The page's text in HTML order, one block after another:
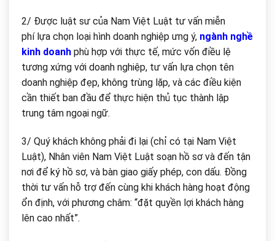
2/ Được luật sư của Nam Việt Luật tư vấn miễn
phí lựa chọn loại hình doanh nghiệp ưng ý, ngành nghề
kinh doanh phù hợp với thực tế, mức vốn điều lệ
tương xứng với doanh nghiệp, tư vấn lựa chọn tên
doanh nghiệp đẹp, không trùng lặp, và các điều kiện
cần thiết ban đầu để thực hiện thủ tục thành lập
trung tâm ngoại ngữ.
3/ Quý khách không phải đi lại (chỉ có tại Nam Việt
Luật), Nhân viên Nam Việt Luật soạn hồ sơ và đến tận
nơi để ký hồ sơ, và bàn giao giấy phép, con dấu. Đồng
thời tư vấn hỗ trợ đến cùng khi khách hàng hoạt động
ổn định, với phương châm: “đặt quyền lợi khách hàng
lên cao nhất”.